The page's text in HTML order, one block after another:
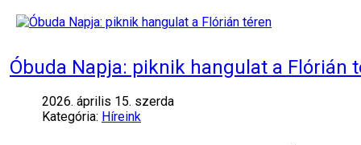
Óbuda Napja: piknik hangulat a Flórián
2026. április 15. szerda
Kategória: Híreink